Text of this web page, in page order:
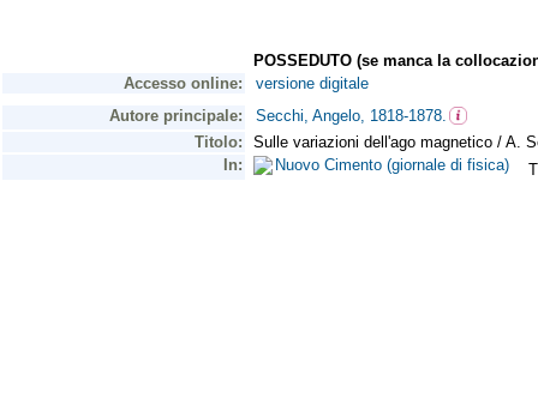
POSSEDUTO (se manca la
Accesso online:
versione digitale
Autore principale:
Secchi, Angelo, 1818-1878.
Titolo:
Sulle variazioni dell'ago magnetico / A.
In:
Nuovo Cimento (giornale di fisica)